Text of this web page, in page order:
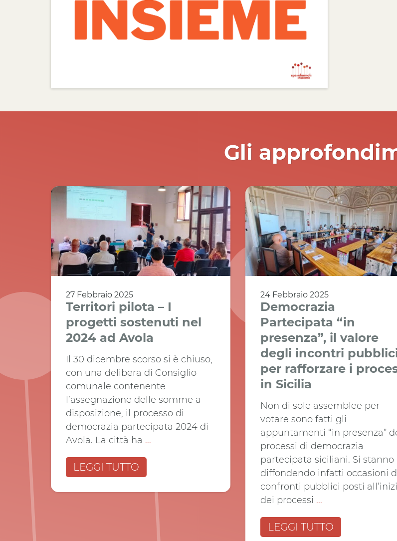
Gli
27 Febbraio 2025
Territori pilota – I
progetti sostenuti nel
2024 ad Avola
Il 30 dicembre scorso si è chiuso,
con una delibera di Consiglio
comunale contenente
l’assegnazione delle somme a
disposizione, il processo di
democrazia partecipata 2024 di
Avola. La città ha ...
LEGGI TUTTO
24 Febbraio 2025
Democrazia
Partecipata “in
presenza”, il valore
degli incontri
per rafforzare i
in Sicilia
Non di sole assemblee per
votare sono fatti gli
appuntamenti “in presenza”
processi di democrazia
partecipata siciliani. Si stanno
diffondendo infatti occasioni
confronti pubblici posti
dei processi ...
LEGGI TUTTO